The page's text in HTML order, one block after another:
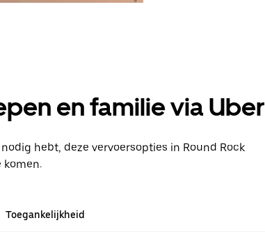
en familie via Uber
hebt, deze vervoersopties in Round Rock
komen.
Toegankelijkheid